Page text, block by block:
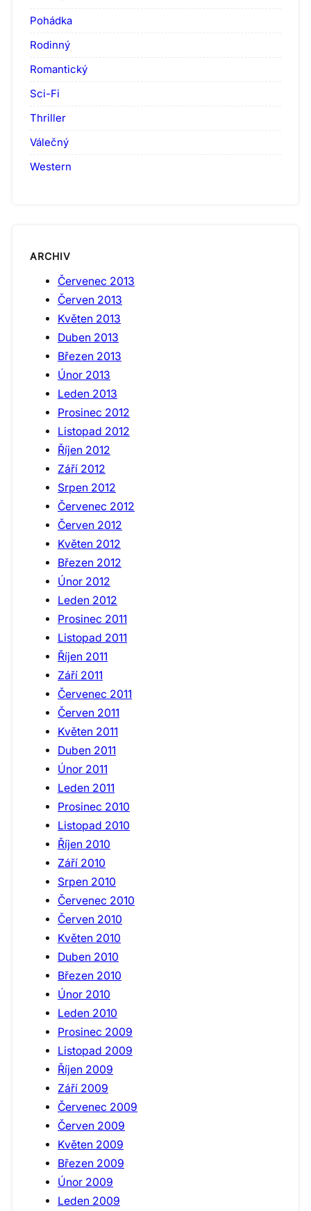
Pohádka
Rodinný
Romantický
Sci-Fi
Thriller
Válečný
Western
ARCHIV
Červenec 2013
Červen 2013
Květen 2013
Duben 2013
Březen 2013
Únor 2013
Leden 2013
Prosinec 2012
Listopad 2012
Říjen 2012
Září 2012
Srpen 2012
Červenec 2012
Červen 2012
Květen 2012
Březen 2012
Únor 2012
Leden 2012
Prosinec 2011
Listopad 2011
Říjen 2011
Září 2011
Červenec 2011
Červen 2011
Květen 2011
Duben 2011
Únor 2011
Leden 2011
Prosinec 2010
Listopad 2010
Říjen 2010
Září 2010
Srpen 2010
Červenec 2010
Červen 2010
Květen 2010
Duben 2010
Březen 2010
Únor 2010
Leden 2010
Prosinec 2009
Listopad 2009
Říjen 2009
Září 2009
Červenec 2009
Červen 2009
Květen 2009
Březen 2009
Únor 2009
Leden 2009